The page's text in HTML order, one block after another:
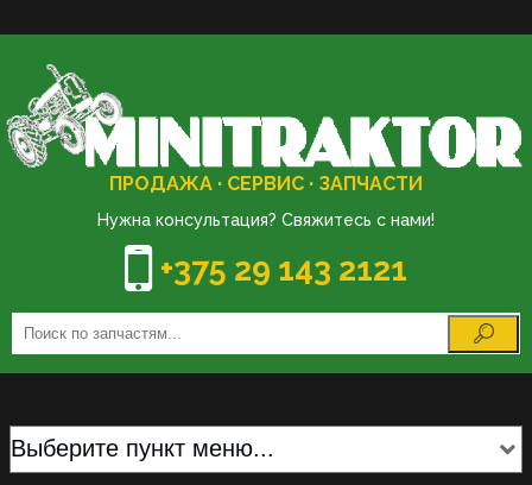
ПРОДАЖА · СЕРВИС · ЗАПЧАСТИ
Нужна консультация? Свяжитесь с нами!
+375 29 143 2121